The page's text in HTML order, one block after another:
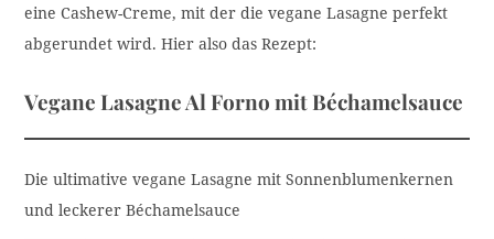
eine Cashew-Creme, mit der die vegane Lasagne perfekt
abgerundet wird. Hier also das Rezept:
Vegane Lasagne Al Forno mit Béchamelsauce
Die ultimative vegane Lasagne mit Sonnenblumenkernen
und leckerer Béchamelsauce